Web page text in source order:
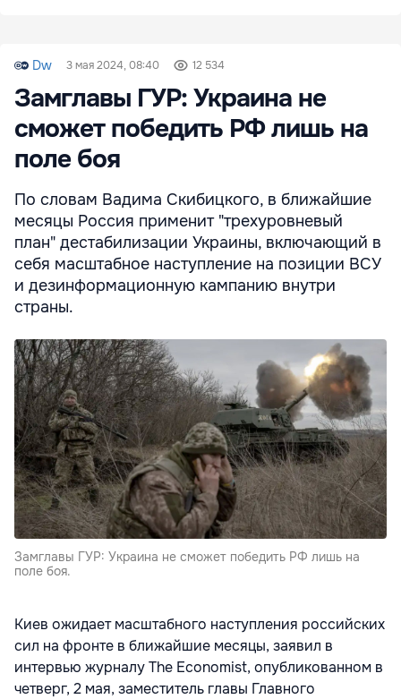
Dw 3 мая 2024, 08:40 12 534
Замглавы ГУР: Украина не
сможет победить РФ лишь на
поле боя
По словам Вадима Скибицкого, в ближайшие
месяцы Россия применит "трехуровневый
план" дестабилизации Украины, включающий в
себя масштабное наступление на позиции ВСУ
и дезинформационную кампанию внутри
страны.
Замглавы ГУР: Украина не сможет победить РФ лишь на
поле боя.
Киев ожидает масштабного наступления российских
сил на фронте в ближайшие месяцы, заявил в
интервью журналу The Economist, опубликованном в
четверг, 2 мая, заместитель главы Главного